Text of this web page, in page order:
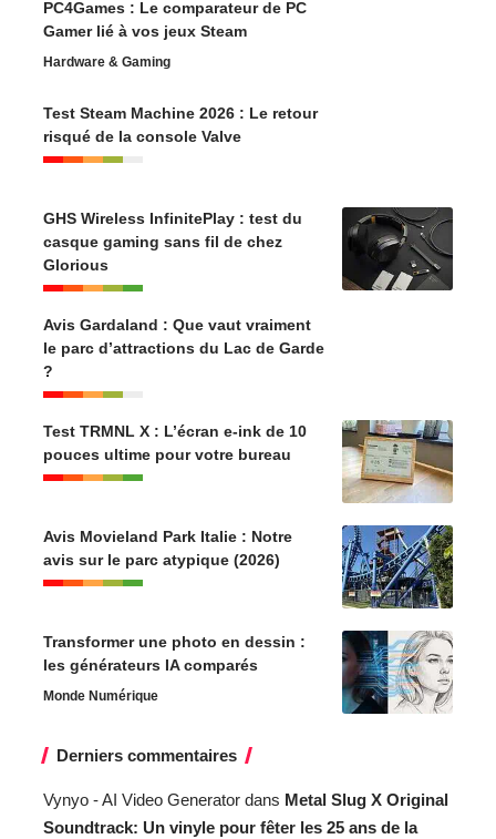
PC4Games : Le comparateur de PC
Gamer lié à vos jeux Steam
Hardware & Gaming
Test Steam Machine 2026 : Le retour
risqué de la console Valve
GHS Wireless InfinitePlay : test du
casque gaming sans fil de chez
Glorious
Avis Gardaland : Que vaut vraiment
le parc d’attractions du Lac de Garde
?
Test TRMNL X : L’écran e-ink de 10
pouces ultime pour votre bureau
Avis Movieland Park Italie : Notre
avis sur le parc atypique (2026)
Transformer une photo en dessin :
les générateurs IA comparés
Monde Numérique
Derniers commentaires
Vynyo - AI Video Generator dans Metal Slug X Original
Soundtrack: Un vinyle pour fêter les 25 ans de la